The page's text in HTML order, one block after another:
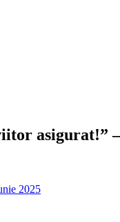
asigurat!”
2025